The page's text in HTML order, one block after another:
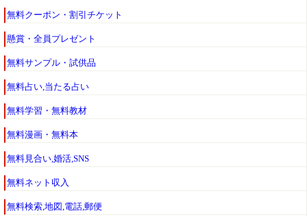
無料クーポン・割引チケット
懸賞・全員プレゼント
無料サンプル・試供品
無料占い,当たる占い
無料学習・無料教材
無料漫画・無料本
無料見合い,婚活,SNS
無料ネット収入
無料検索,地図,電話,郵便